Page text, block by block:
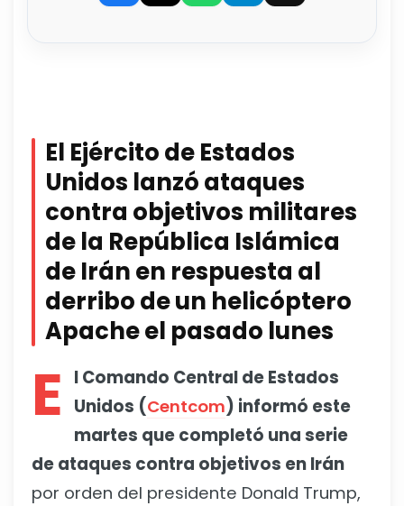
El Ejército de Estados
Unidos lanzó ataques
contra objetivos militares
de la República Islámica
de Irán en respuesta al
derribo de un helicóptero
Apache el pasado lunes
E
l Comando Central de Estados
Unidos (Centcom) informó este
martes que completó una serie
de ataques contra objetivos en Irán
por orden del presidente Donald Trump,